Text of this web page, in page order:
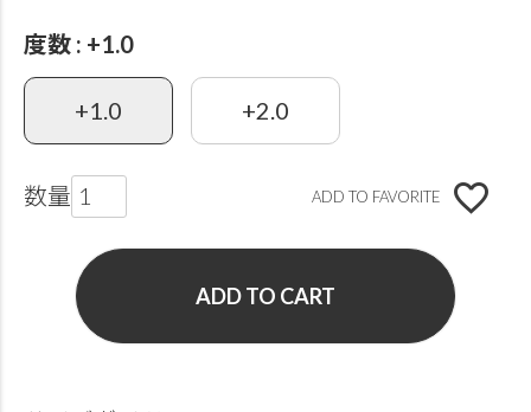
度数 +1.0
+1.0 +2.0
ADD TO FAVORITE
ADD TO CART